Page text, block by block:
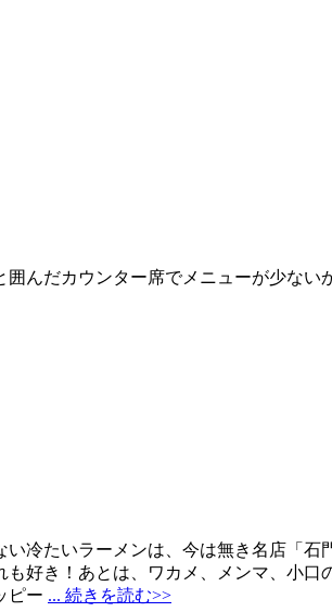
んだカウンター席でメニューが少ない
冷たいラーメンは、今は無き名店「石
好き！あとは、ワカメ、メンマ、小口
ピー ... 続きを読む>>